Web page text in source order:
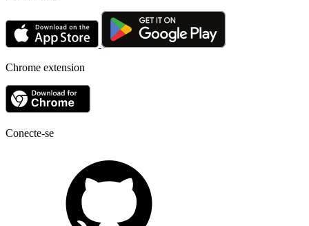
Chrome extension
Conecte-se